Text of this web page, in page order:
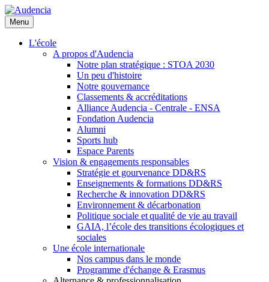
Aller
au
contenu
principal
Menu
L'école
A propos d'Audencia
Notre plan stratégique : STOA 2030
Un peu d'histoire
Notre gouvernance
Classements & accréditations
Alliance Audencia - Centrale - ENSA
Fondation Audencia
Alumni
Sports hub
Espace Parents
Vision & engagements responsables
Stratégie et gourvenance DD&RS
Enseignements & formations DD&RS
Recherche & innovation DD&RS
Environnement & décarbonation
Politique sociale et qualité de vie au travail
GAIA, l’école des transitions écologiques et
sociales
Une école internationale
Nos campus dans le monde
Programme d'échange & Erasmus